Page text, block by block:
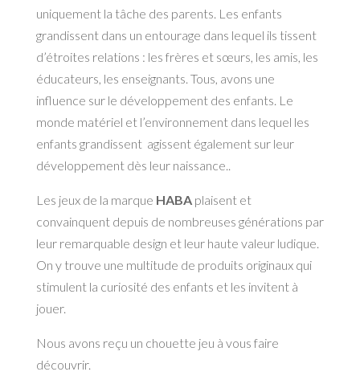
uniquement la tâche des parents. Les enfants
grandissent dans un entourage dans lequel ils tissent
d’étroites relations : les frères et sœurs, les amis, les
éducateurs, les enseignants. Tous, avons une
influence sur le développement des enfants. Le
monde matériel et l’environnement dans lequel les
enfants grandissent agissent également sur leur
développement dès leur naissance..
Les jeux de la marque HABAplaisent et
convainquent depuis de nombreuses générations par
leur remarquable design et leur haute valeur ludique.
On y trouve une multitude de produits originaux qui
stimulent la curiosité des enfants et les invitent à
jouer.
Nous avons reçu un chouette jeu à vous faire
découvrir.